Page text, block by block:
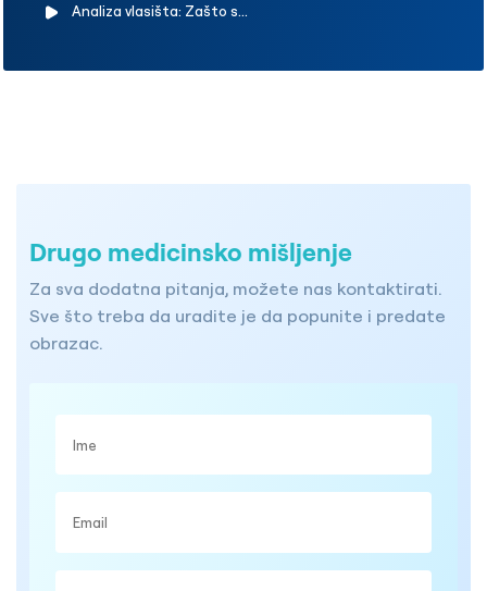
vama?
Analiza vlasišta: Zašto se
Drugo medicinsko mišljenje
Za sva dodatna pitanja, možete nas kontaktirati.
Sve što treba da uradite je da popunite i predate
obrazac.